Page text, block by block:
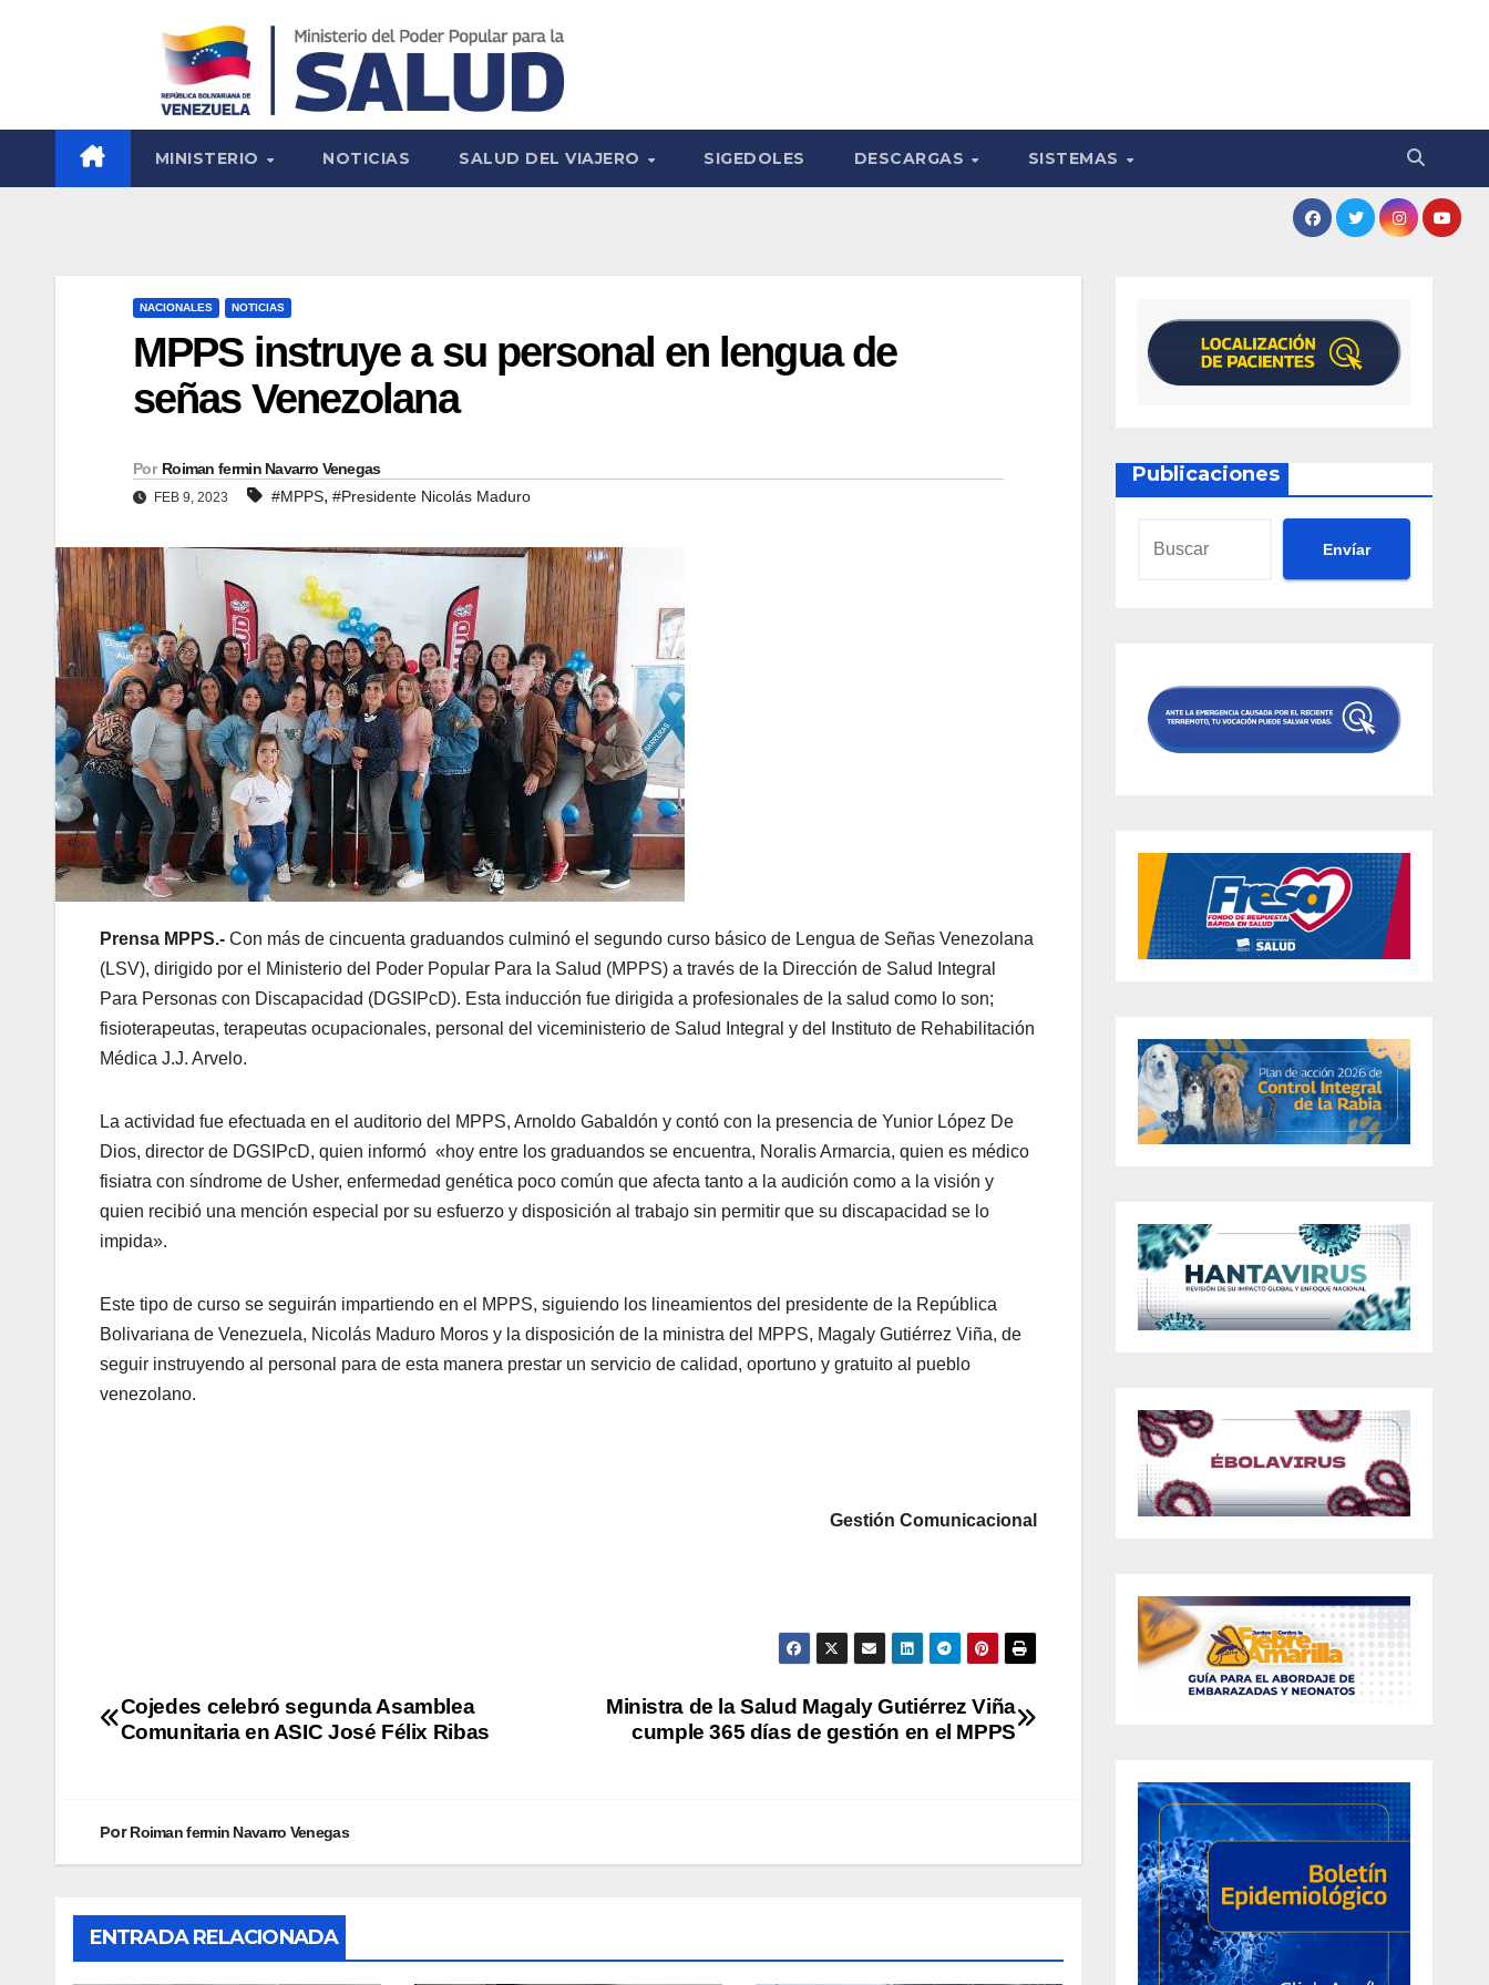
MINISTERIO NOTICIAS SALUD DEL VIAJERO SIGEDOLES DESCARGAS SISTEMAS
NACIONALES NOTICIAS
MPPS instruye a su personal en lengua de
señas Venezolana
Por Roiman fermin Navarro Venegas
FEB 9, 2023 #MPPS, #Presidente Nicolás Maduro
Prensa MPPS.- Con más de cincuenta graduandos culminó el segundo curso básico de Lengua de Señas Venezolana
(LSV), dirigido por el Ministerio del Poder Popular Para la Salud (MPPS) a través de la Dirección de Salud Integral
Para Personas con Discapacidad (DGSIPcD). Esta inducción fue dirigida a profesionales de la salud como lo son;
fisioterapeutas, terapeutas ocupacionales, personal del viceministerio de Salud Integral y del Instituto de Rehabilitación
Médica J.J. Arvelo.
La actividad fue efectuada en el auditorio del MPPS, Arnoldo Gabaldón y contó con la presencia de Yunior López De
Dios, director de DGSIPcD, quien informó «hoy entre los graduandos se encuentra, Noralis Armarcia, quien es médico
fisiatra con síndrome de Usher, enfermedad genética poco común que afecta tanto a la audición como a la visión y
quien recibió una mención especial por su esfuerzo y disposición al trabajo sin permitir que su discapacidad se lo
impida».
Este tipo de curso se seguirán impartiendo en el MPPS, siguiendo los lineamientos del presidente de la República
Bolivariana de Venezuela, Nicolás Maduro Moros y la disposición de la ministra del MPPS, Magaly Gutiérrez Viña, de
seguir instruyendo al personal para de esta manera prestar un servicio de calidad, oportuno y gratuito al pueblo
venezolano.
Gestión Comunicacional
Ministra de la Salud Magaly Gutiérrez Viña
cumple 365 días de gestión en el MPPS
Cojedes celebró segunda Asamblea
Comunitaria en ASIC José Félix Ribas
PorRoiman fermin Navarro Venegas
ENTRADA RELACIONADA
Publicaciones
Envíar